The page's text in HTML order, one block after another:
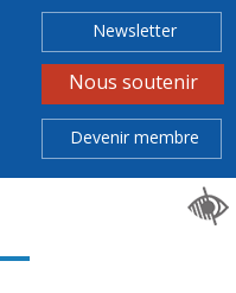
Newsletter
Nous soutenir
Devenir membre